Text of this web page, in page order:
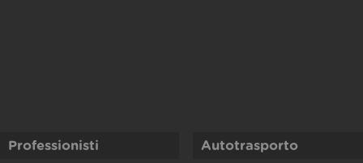
Professionisti Autotrasporto